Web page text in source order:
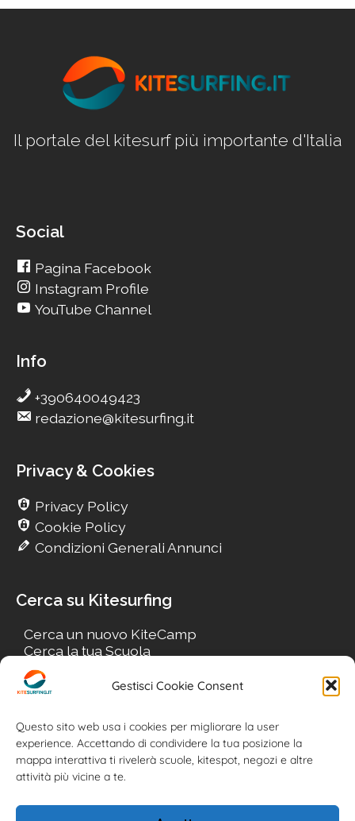
Gestisci Cookie Consent
Questo sito web usa i cookies per migliorare la user
experience. Accettando di condividere la tua posizione la
mappa interattiva ti rivelerà scuole, kitespot, negozi e altre
attività più vicine a te.
Il portale del kitesurf più importante d'Italia
Social
Pagina Facebook
Instagram Profile
YouTube Channel
Info
+390640049423
redazione@kitesurfing.it
Privacy & Cookies
Privacy Policy
Cookie Policy
Condizioni Generali Annunci
Cerca su Kitesurfing
Cerca un nuovo KiteCamp
Cerca la tua Scuola
Cerca il tuo KiteSpot
Cerca Accommodation
Cerca il tuo Usato